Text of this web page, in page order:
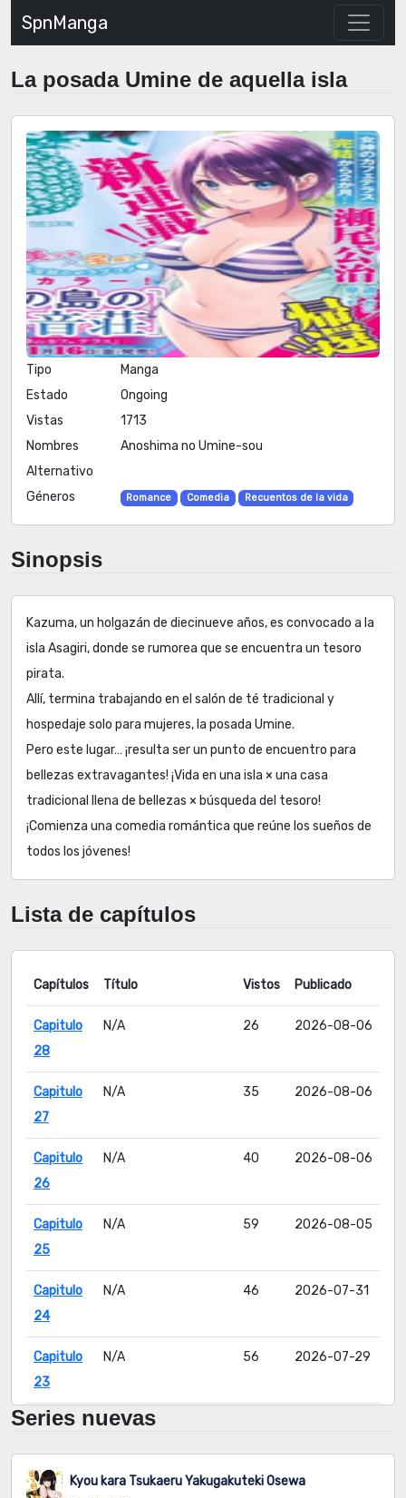
SpnManga
La posada Umine de aquella isla
Tipo
Manga
Estado
Ongoing
Vistas
1713
Nombres
Alternativo
Anoshima no Umine-sou
Géneros Romance Comedia Recuentos de la vida
Sinopsis
Kazuma, un holgazán de diecinueve años, es convocado a la
isla Asagiri, donde se rumorea que se encuentra un tesoro
pirata.
Allí, termina trabajando en el salón de té tradicional y
hospedaje solo para mujeres, la posada Umine.
Pero este lugar… ¡resulta ser un punto de encuentro para
bellezas extravagantes! ¡Vida en una isla × una casa
tradicional llena de bellezas × búsqueda del tesoro!
¡Comienza una comedia romántica que reúne los sueños de
todos los jóvenes!
Lista de capítulos
Capítulos Título Vistos Publicado
Capitulo
28
N/A 26 2026-08-06
Capitulo
27
N/A 35 2026-08-06
Capitulo
26
N/A 40 2026-08-06
Capitulo
25
N/A 59 2026-08-05
Capitulo
24
N/A 46 2026-07-31
Capitulo
23
N/A 56 2026-07-29
Capitulo
N/A
Capitulo
N/A 57 2026-07-29
Series nuevas
Kyou kara Tsukaeru Yakugakuteki Osewa